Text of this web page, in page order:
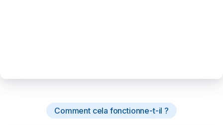
Comment cela fonctionne-t-il ?